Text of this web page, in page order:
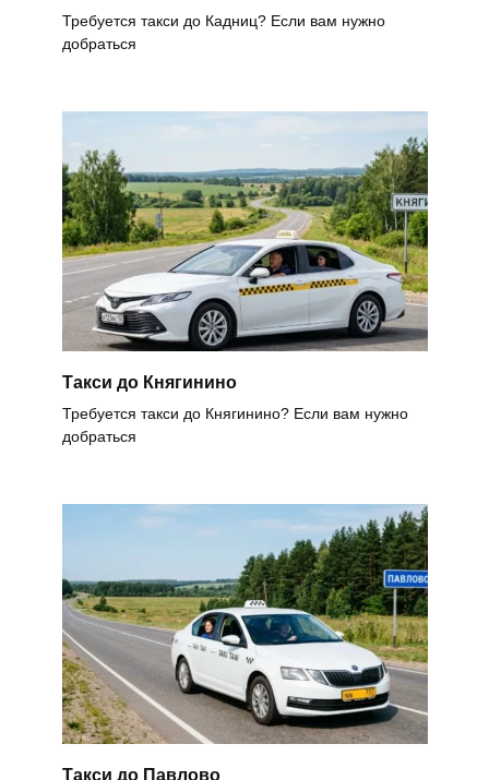
Требуется такси до Кадниц? Если вам нужно
добраться
Такси до Княгинино
Требуется такси до Княгинино? Если вам нужно
добраться
Такси до Павлово